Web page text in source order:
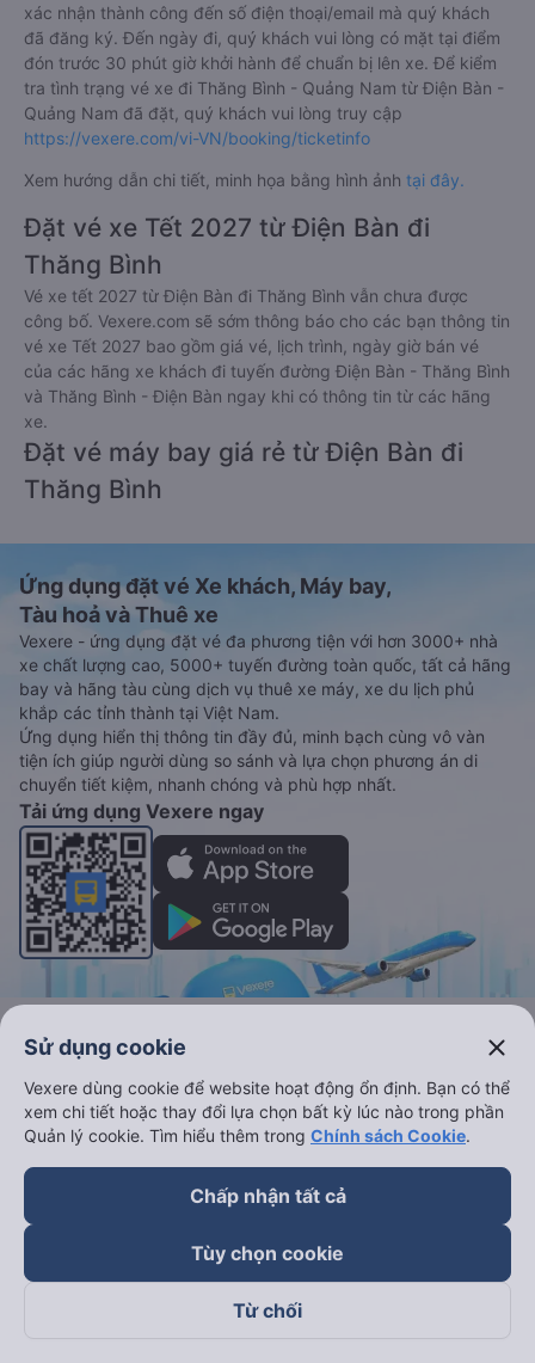
xác nhận thành công đến số điện thoại/email mà quý khách
đã đăng ký. Đến ngày đi, quý khách vui lòng có mặt tại điểm
đón trước 30 phút giờ khởi hành để chuẩn bị lên xe. Để kiểm
tra tình trạng vé xe đi Thăng Bình - Quảng Nam từ Điện Bàn -
Quảng Nam đã đặt, quý khách vui lòng truy cập
https://vexere.com/vi-VN/booking/ticketinfo
Xem hướng dẫn chi tiết, minh họa bằng hình ảnh tại đây.
Đặt vé xe Tết 2027 từ Điện Bàn đi
Thăng Bình
Vé xe tết 2027 từ Điện Bàn đi Thăng Bình vẫn chưa được
công bố. Vexere.com sẽ sớm thông báo cho các bạn thông tin
vé xe Tết 2027 bao gồm giá vé, lịch trình, ngày giờ bán vé
của các hãng xe khách đi tuyến đường Điện Bàn - Thăng Bình
và Thăng Bình - Điện Bàn ngay khi có thông tin từ các hãng
xe.
Đặt vé máy bay giá rẻ từ Điện Bàn đi
Thăng Bình
Ứng dụng đặt vé Xe khách, Máy bay,
Tàu hoả và Thuê xe
Vexere - ứng dụng đặt vé đa phương tiện với hơn 3000+ nhà
xe chất lượng cao, 5000+ tuyến đường toàn quốc, tất cả hãng
bay và hãng tàu cùng dịch vụ thuê xe máy, xe du lịch phủ
khắp các tỉnh thành tại Việt Nam.
Ứng dụng hiển thị thông tin đầy đủ, minh bạch cùng vô vàn
tiện ích giúp người dùng so sánh và lựa chọn phương án di
chuyển tiết kiệm, nhanh chóng và phù hợp nhất.
Tải ứng dụng Vexere ngay
Xe đi Buôn Mê Thuột từ Sài Gòn
Xe đi Vũng Tàu từ Sài Gòn
Xe đi Nha Trang từ Sài Gòn
Xe đi Đà Lạt từ Sài Gòn
Xe đi Sapa từ Hà Nội
Xe đi Hải Phòng từ Hà Nội
Vé tàu Sài Gòn Phan Thiết
Vé tàu Sài Gòn Đà Nẵng
Vé tàu Nha Trang Đà
Vé tàu Đà Nẵng Huế
Sử dụng cookie close
Vexere dùng cookie để website hoạt động ổn định. Bạn có thể
xem chi tiết hoặc thay đổi lựa chọn bất kỳ lúc nào trong phần
Quản lý cookie. Tìm hiểu thêm trong Chính sách Cookie.
Chấp nhận tất cả
Tùy chọn cookie
Từ chối